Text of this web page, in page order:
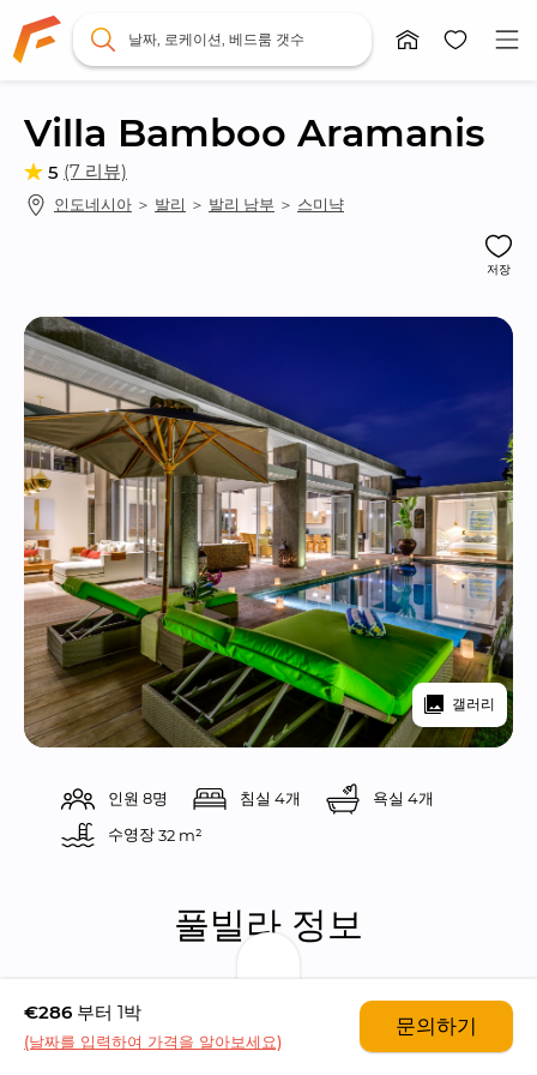
날짜, 로케이션, 베드룸 갯수
Villa Bamboo Aramanis
5 (7 리뷰)
인도네시아 ＞ 발리 ＞ 발리 남부 ＞ 스미냑
저장
갤러리
인원 8명 침실 4개
욕실 4개
수영장 32 m²
풀빌라 정보
풀빌라 밤부는 4개의 침실들과 4개의 욕실들을 갖춘
울트라 모던 스타일의 풀빌라입니다. 아라마니스 컴
플렉스 풀빌라들 중 하나인 풀빌라 밤부는 아름다운
€286 부터 1박
(날짜를 입력하여 가격을 알아보세요)
문의하기